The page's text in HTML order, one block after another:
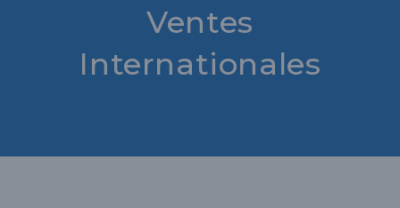
Ventes
Internationales